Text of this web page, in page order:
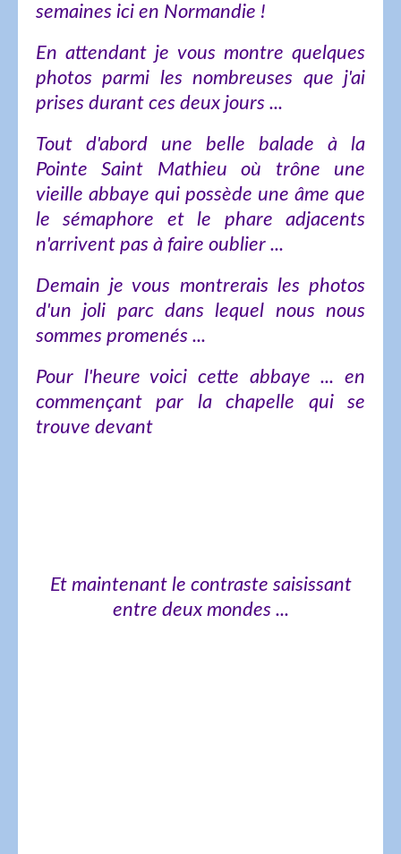
semaines ici en Normandie !
En attendant je vous montre quelques
photos parmi les nombreuses que j'ai
prises durant ces deux jours ...
Tout d'abord une belle balade à la
Pointe Saint Mathieu où trône une
vieille abbaye qui possède une âme que
le sémaphore et le phare adjacents
n'arrivent pas à faire oublier ...
Demain je vous montrerais les photos
d'un joli parc dans lequel nous nous
sommes promenés ...
Pour l'heure voici cette abbaye ... en
commençant par la chapelle qui se
trouve devant
Et maintenant le contraste saisissant
entre deux mondes ...